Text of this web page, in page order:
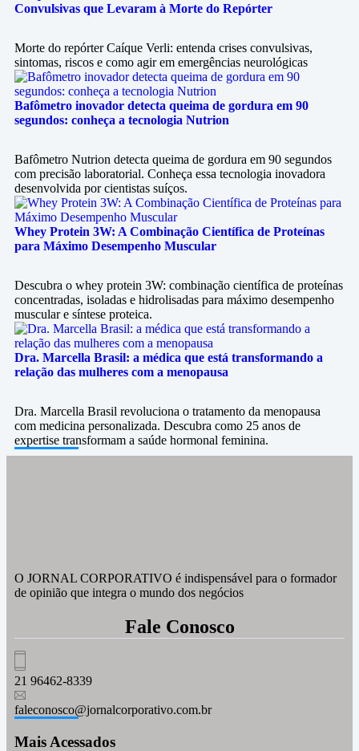
Convulsivas que Levaram à Morte do Repórter
Morte do repórter Caíque Verli: entenda crises convulsivas,
sintomas, riscos e como agir em emergências neurológicas
Bafômetro inovador detecta queima de gordura em 90
segundos: conheça a tecnologia Nutrion
Bafômetro Nutrion detecta queima de gordura em 90 segundos
com precisão laboratorial. Conheça essa tecnologia inovadora
desenvolvida por cientistas suíços.
Whey Protein 3W: A Combinação Científica de Proteínas
para Máximo Desempenho Muscular
Descubra o whey protein 3W: combinação científica de proteínas
concentradas, isoladas e hidrolisadas para máximo desempenho
muscular e síntese proteica.
Dra. Marcella Brasil: a médica que está transformando a
relação das mulheres com a menopausa
Dra. Marcella Brasil revoluciona o tratamento da menopausa
com medicina personalizada. Descubra como 25 anos de
expertise transformam a saúde hormonal feminina.
O JORNAL CORPORATIVO é indispensável para o formador
de opinião que integra o mundo dos negócios
Fale Conosco
21 96462-8339
faleconosco@jornalcorporativo.com.br
Mais Acessados